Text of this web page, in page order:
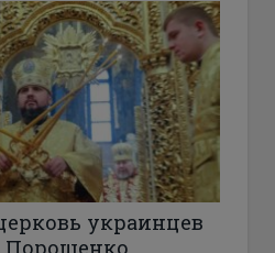
украинцев